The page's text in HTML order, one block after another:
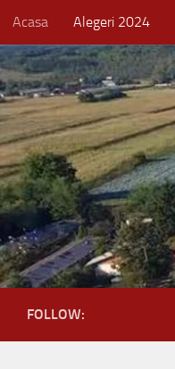
Skip to content
Acasa Alegeri 2024
FOLLOW: